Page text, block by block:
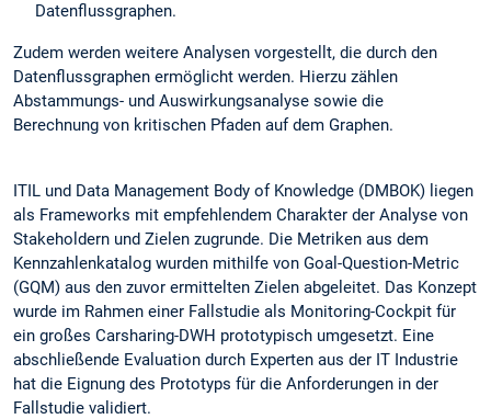
Datenflussgraphen.
Zudem werden weitere Analysen vorgestellt, die durch den
Datenflussgraphen ermöglicht werden. Hierzu zählen
Abstammungs- und Auswirkungsanalyse sowie die
Berechnung von kritischen Pfaden auf dem Graphen.
ITIL und Data Management Body of Knowledge (DMBOK) liegen
als Frameworks mit empfehlendem Charakter der Analyse von
Stakeholdern und Zielen zugrunde. Die Metriken aus dem
Kennzahlenkatalog wurden mithilfe von Goal-Question-Metric
(GQM) aus den zuvor ermittelten Zielen abgeleitet. Das Konzept
wurde im Rahmen einer Fallstudie als Monitoring-Cockpit für
ein großes Carsharing-DWH prototypisch umgesetzt. Eine
abschließende Evaluation durch Experten aus der IT Industrie
hat die Eignung des Prototyps für die Anforderungen in der
Fallstudie validiert.